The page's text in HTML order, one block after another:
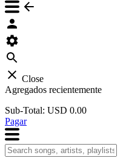
Close
Agregados recientemente
Sub-Total: USD 0.00
Pagar